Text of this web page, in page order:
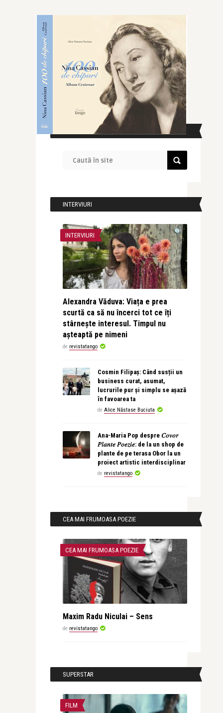
CAUTĂ ÎN SITE
INTERVIURI
INTERVIURI
Alexandra Văduva: Viața e prea
scurtă ca să nu încerci tot ce îți
stârnește interesul. Timpul nu
așteaptă pe nimeni
de revistatango
Cosmin Filipaș: Când susții un
business curat, asumat,
lucrurile pur și simplu se așază
în favoarea ta
de Alice Năstase Buciuta
Ana-Maria Pop despre 𝐶𝑜𝑣𝑜𝑟
𝑃𝑙𝑎𝑛𝑡𝑒 𝑃𝑜𝑒𝑧𝑖𝑒: de la un shop de
plante de pe terasa Obor la un
proiect artistic interdisciplinar
de revistatango
CEA MAI FRUMOASA POEZIE
CEA MAI FRUMOASA POEZIE
Maxim Radu Niculai – Sens
de revistatango
SUPERSTAR
FILM